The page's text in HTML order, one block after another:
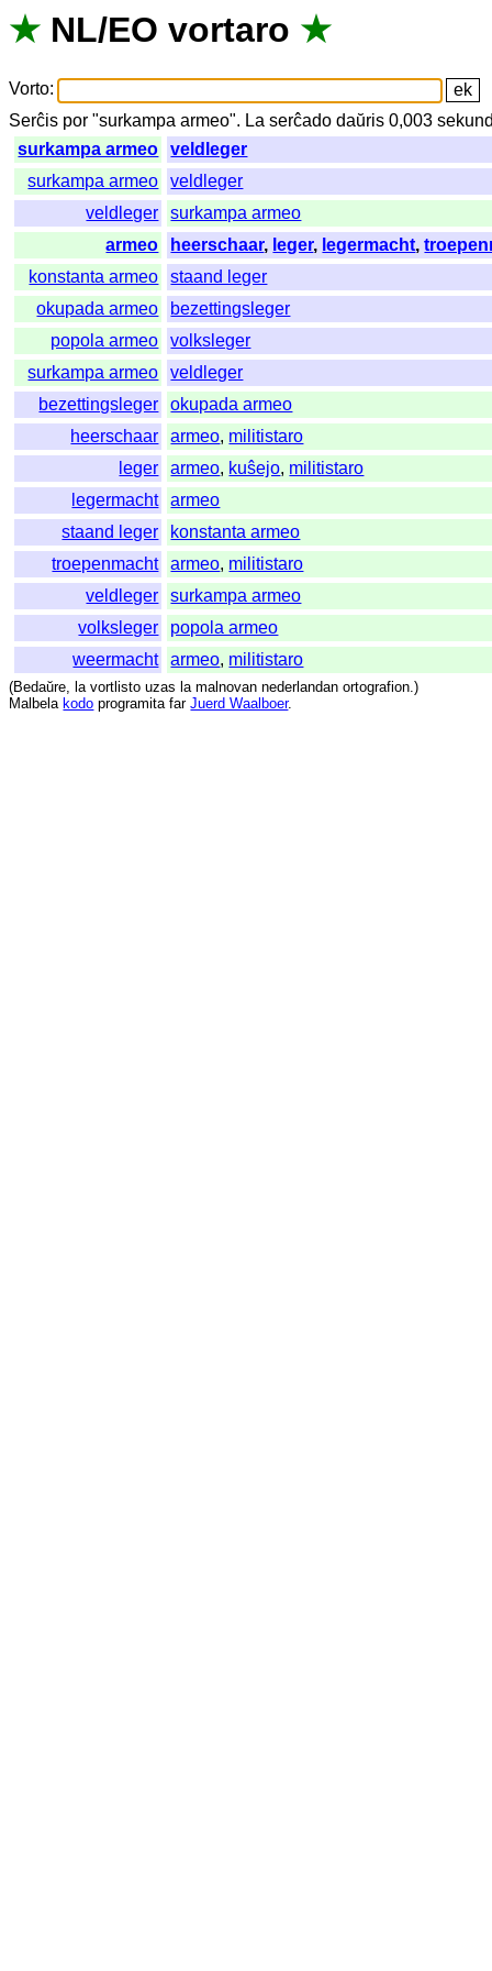
★ NL/EO vortaro ★
Vorto:
Serĉis por "surkampa armeo". La serĉado daŭris 0,003
surkampa armeo
veldleger
surkampa armeo
veldleger
veldleger
surkampa armeo
armeo
heerschaar, leger, legermacht,
konstanta armeo
staand leger
okupada armeo
bezettingsleger
popola armeo
volksleger
surkampa armeo
veldleger
bezettingsleger
okupada armeo
heerschaar
armeo, militistaro
leger
armeo, kuŝejo, militistaro
legermacht
armeo
staand leger
konstanta armeo
troepenmacht
armeo, militistaro
veldleger
surkampa armeo
volksleger
popola armeo
weermacht
armeo, militistaro
(Bedaŭre, la vortlisto uzas la malnovan nederlandan ortografion.)
Malbela kodo programita far Juerd Waalboer.